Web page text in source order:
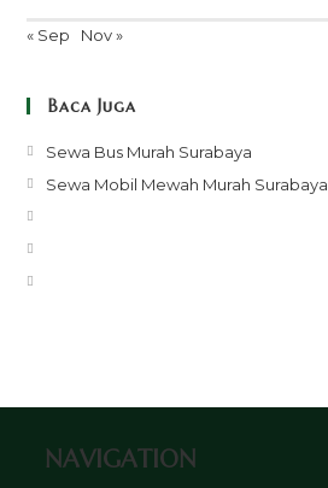
« Sep Nov »
Baca Juga
Sewa Bus Murah Surabaya
in
Sewa Mobil Mewah Murah Surabaya
NAVIGATION